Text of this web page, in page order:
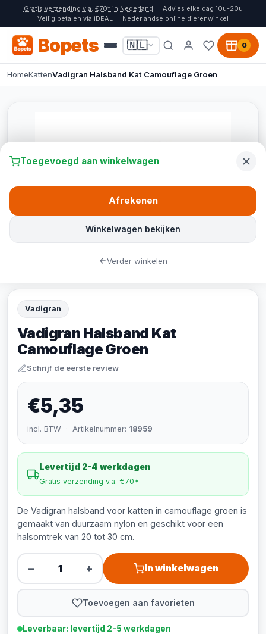
Gratis verzending v.a. €70* in Nederland
Advies elke dag 10u-20u
Veilig betalen via iDEAL
Nederlandse online dierenwinkel
Bopets 🇳🇱 0
HomeKattenVadigran Halsband Kat Camouflage Groen
Vadigran
Vadigran Halsband Kat
Camouflage Groen
Schrijf de eerste review
€5,35
incl. BTW · Artikelnummer: 18959
Levertijd 2-4 werkdagen
Gratis verzending v.a. €70*
De Vadigran halsband voor katten in camouflage groen is
gemaakt van duurzaam nylon en geschikt voor een
halsomtrek van 20 tot 30 cm.
− + In winkelwagen
Toevoegen aan favorieten
Leverbaar: levertijd 2-5 werkdagen
Toegevoegd aan winkelwagen
Winkelwagen bekijken
Afrekenen
Verder winkelen